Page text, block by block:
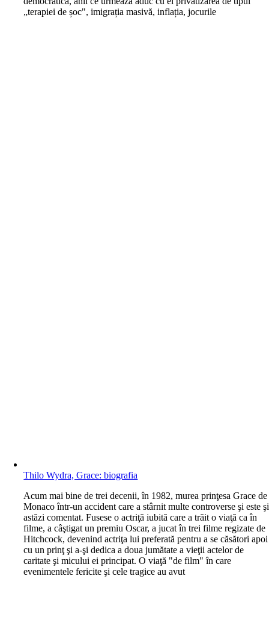
„terapiei de șoc", imigrația masivă, inflația, jocurile
Thilo Wydra, Grace: biografia
Acum mai bine de trei decenii, în 1982, murea prinţesa Grace de
Monaco într-un accident care a stârnit multe controverse şi este şi
astăzi comentat. Fusese o actriţă iubită care a trăit o viaţă ca în
filme, a câştigat un premiu Oscar, a jucat în trei filme regizate de
Hitchcock, devenind actriţa lui preferată pentru a se căsători apoi
cu un prinţ şi a-şi dedica a doua jumătate a vieţii actelor de
caritate şi micului ei principat. O viaţă "de film" în care
evenimentele fericite şi cele tragice au avut